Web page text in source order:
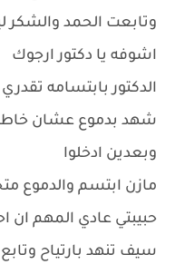
وتابعت الحمد والشكر
اشوفه يا دكتور ارجوك
الدكتور بابتسامه
شهد بدموع عشان
وبعدين ادخلوا
مازن ابتسم والدموع
حبيبتي عادي المهم ان
سيف تنهد بارتياح